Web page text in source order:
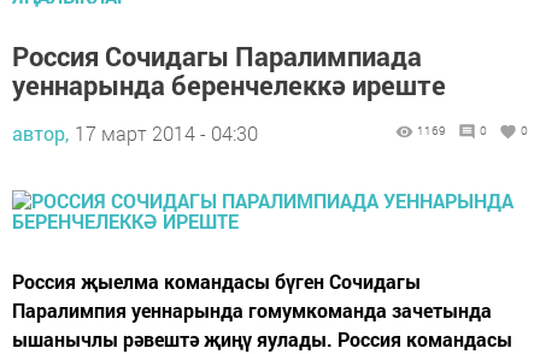
Россия Сочидагы Паралимпиада
уеннарында беренчелеккә иреште
автор, 17 март 2014 - 04:30 1169 0 0
Россия җыелма командасы бүген Сочидагы
Паралимпия уеннарында гомумкоманда зачетында
ышанычлы рәвештә җиңү яулады. Россия командасы